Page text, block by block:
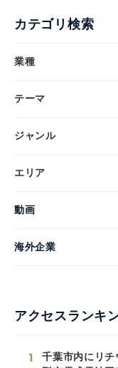
カテゴリ検索
業種
テーマ
ジャンル
エリア
動画
海外企業
アクセスランキ
1
千葉市内にリ